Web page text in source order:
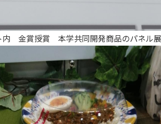
内 金賞授賞 本学共同開発商品のパネル